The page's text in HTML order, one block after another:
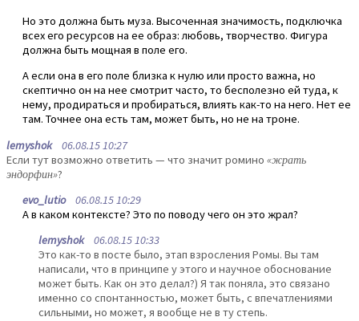
Но это должна быть муза. Высоченная значимость, подключка
всех его ресурсов на ее образ: любовь, творчество. Фигура
должна быть мощная в поле его.
А если она в его поле близка к нулю или просто важна, но
скептично он на нее смотрит часто, то бесполезно ей туда, к
нему, продираться и пробираться, влиять как-то на него. Нет ее
там. Точнее она есть там, может быть, но не на троне.
lemyshok06.08.15 10:27
Если тут возможно ответить — что значит ромино «жрать
эндорфин»?
evo_lutio06.08.15 10:29
А в каком контексте? Это по поводу чего он это жрал?
lemyshok06.08.15 10:33
Это как-то в посте было, этап взросления Ромы. Вы там
написали, что в принципе у этого и научное обоснование
может быть. Как он это делал?) Я так поняла, это связано
именно со спонтанностью, может быть, с впечатлениями
сильными, но может, я вообще не в ту степь.